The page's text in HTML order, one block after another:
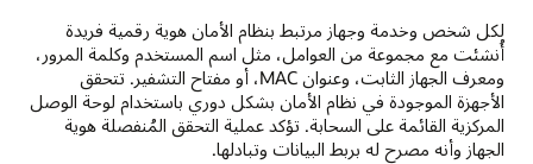
لكل شخص وخدمة وجهاز مرتبط بنظام الأمان هوية رقمية فريدة
أُنشئت مع مجموعة من العوامل، مثل اسم المستخدم وكلمة المرور،
ومعرف الجهاز الثابت، وعنوان MAC، أو مفتاح التشفير. تتحقق
الأجهزة الموجودة في نظام الأمان بشكل دوري باستخدام لوحة الوصل
المركزية القائمة على السحابة. تؤكد عملية التحقق المُنفصلة هوية
الجهاز وأنه مصرح له بربط البيانات وتبادلها.